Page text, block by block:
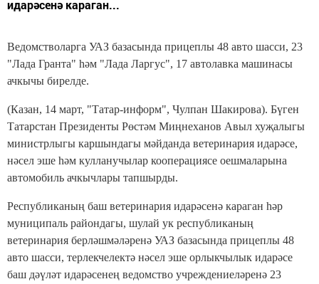
идарәсенә караган...
Ведомстволарга УАЗ базасында прицеплы 48 авто шасси, 23
"Лада Гранта" һәм "Лада Ларгус", 17 автолавка машинасы
ачкычы бирелде.
(Казан, 14 март, "Татар-информ", Чулпан Шакирова). Бүген
Татарстан Президенты Рөстәм Миңнеханов Авыл хуҗалыгы
министрлыгы каршындагы мәйданда ветеринария идарәсе,
нәсел эше һәм кулланучылар кооперациясе оешмаларына
автомобиль ачкычлары тапшырды.
Республиканың баш ветеринария идарәсенә караган һәр
муниципаль райондагы, шулай ук республиканың
ветеринария берләшмәләренә УАЗ базасында прицеплы 48
авто шасси, терлекчелектә нәсел эше орлыкчылык идарәсе
баш дәүләт идарәсенең ведомство учреждениеләренә 23